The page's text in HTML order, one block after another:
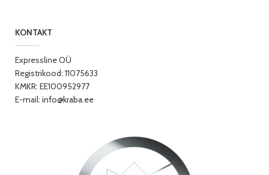
KONTAKT
Expressline OÜ
Registrikood: 11075633
KMKR: EE100952977
E-mail: info@kraba.ee